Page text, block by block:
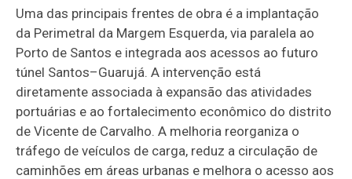
Uma das principais frentes de obra é a implantação
da Perimetral da Margem Esquerda, via paralela ao
Porto de Santos e integrada aos acessos ao futuro
túnel Santos–Guarujá. A intervenção está
diretamente associada à expansão das atividades
portuárias e ao fortalecimento econômico do distrito
de Vicente de Carvalho. A melhoria reorganiza o
tráfego de veículos de carga, reduz a circulação de
caminhões em áreas urbanas e melhora o acesso aos